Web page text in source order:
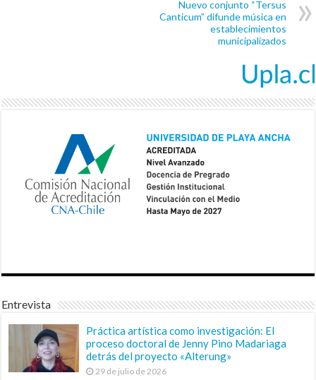
Nuevo conjunto “Tersus
Canticum” difunde música en
establecimientos
municipalizados
Entrevista
Práctica artística como investigación: El
proceso doctoral de Jenny Pino Madariaga
detrás del proyecto «Alterung»
29 de julio de 2026